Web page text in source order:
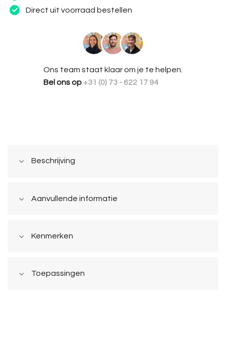
Direct uit voorraad bestellen
Ons team staat klaar om je te helpen.
Bel ons op +31 (0) 73 - 622 17 94
Beschrijving
Aanvullende informatie
Kenmerken
Toepassingen